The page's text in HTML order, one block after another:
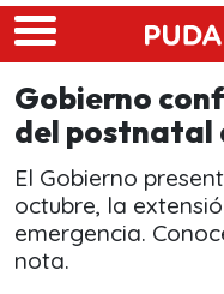
Skip to main content
Gobierno
del postnatal
El Gobierno
octubre, la
emergencia.
nota.